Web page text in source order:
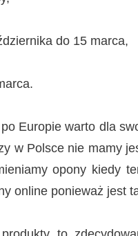
do 15 marca,
Europie warto dla
w Polsce nie mamy
opony kiedy
online ponieważ jest